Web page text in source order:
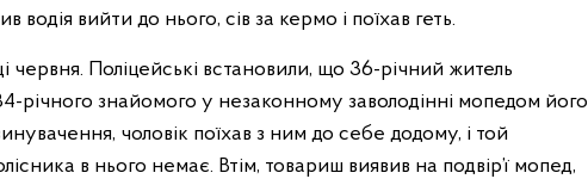
водія вийти до нього, сів за кермо і поїхав геть.
червня. Поліцейські встановили, що 36-річний житель
річного знайомого у незаконному заволодінні мопедом його
чоловік поїхав з ним до себе додому, і той
в нього немає. Втім, товариш виявив на подвір’ї мопед,